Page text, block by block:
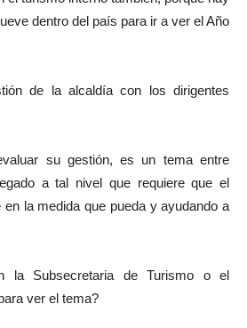
dentro del país para ir a ver el Año
de la alcaldía con los dirigentes
su gestión, es un tema entre
a tal nivel que requiere que el
la medida que pueda y ayudando a
la Subsecretaria de Turismo o el
ver el tema?